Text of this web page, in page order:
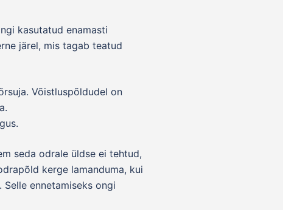
kasutatud enamasti
järel, mis tagab teatud
Võistluspõldudel on
seda odrale üldse ei tehtud,
kerge lamanduma, kui
ennetamiseks ongi